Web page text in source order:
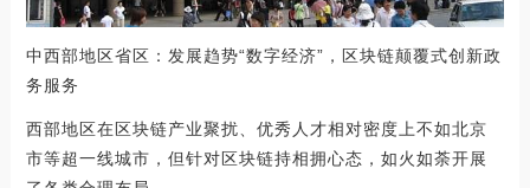
中西部地区省区：发展趋势“数字经济”，区块链颠覆式创新政
务服务
西部地区在区块链产业聚扰、优秀人才相对密度上不如北京
市等超一线城市，但针对区块链持相拥心态，如火如荼开展